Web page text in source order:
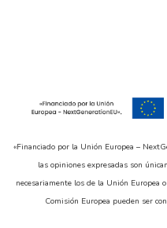
«Financiado por la Unión Europea –
las opiniones expresadas son
necesariamente los de la Unión Europea
Comisión Europea pueden ser